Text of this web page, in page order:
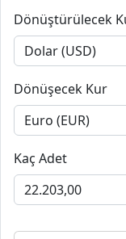
Dönüştürülecek
Dönüşecek Kur
Kaç Adet